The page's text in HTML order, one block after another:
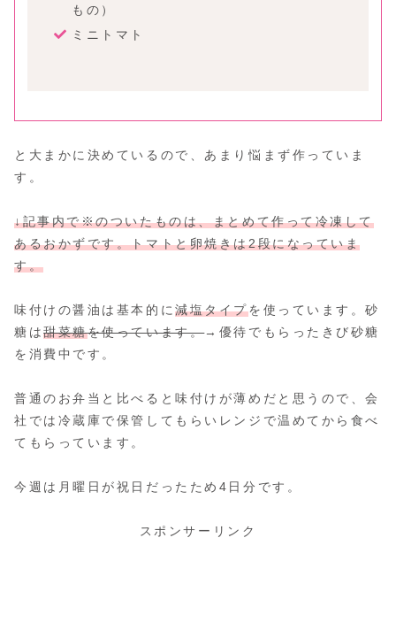
もの）
ミニトマト
と大まかに決めているので、あまり悩まず作っていま
す。
↓記事内で※のついたものは、まとめて作って冷凍して
あるおかずです。トマトと卵焼きは2段になっていま
す。
味付けの醤油は基本的に減塩タイプを使っています。砂
糖は甜菜糖を使っています。→優待でもらったきび砂糖
を消費中です。
普通のお弁当と比べると味付けが薄めだと思うので、会
社では冷蔵庫で保管してもらいレンジで温めてから食べ
てもらっています。
今週は月曜日が祝日だったため4日分です。
スポンサーリンク